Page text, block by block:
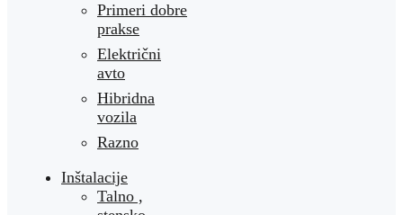
Primeri dobre
prakse
Električni
avto
Hibridna
vozila
Razno
Inštalacije
Talno ,